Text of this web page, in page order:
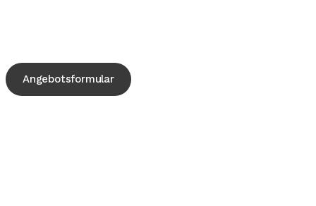
Angebotsformular